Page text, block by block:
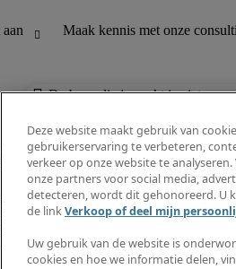
De baan die je zoekt is niet
en boekhouding
digital
en office support
resources
Deze website maakt gebruik van
gebruikerservaring te verbeteren,
verkeer op onze website te
onze partners voor social media,
detecteren, wordt dit gehonoreerd. U
de linkVerkoop of deel mijn
Uw gebruik van de website is
cookies en hoe we informatie delen,